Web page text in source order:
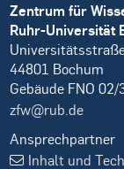
Zentrum für
Ruhr-Universität
44801 Bochum
Gebäude FNO 02/
zfw@rub.de
Ansprechpartner
Inhalt und